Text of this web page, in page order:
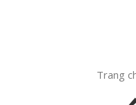
Trang